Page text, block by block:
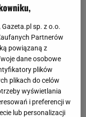
Gazeta.pl sp. z o.o.
Partnerów
powiązaną z
dane osobowe
plików
plikach do celów
wyświetlania
i preferencji w
lub personalizacji